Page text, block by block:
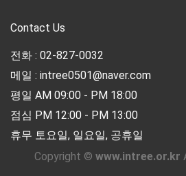
Contact Us
전화 : 02-827-0032
메일 : intree0501@naver.com
평일 AM 09:00 - PM 18:00
점심 PM 12:00 - PM 13:00
휴무 토요일, 일요일, 공휴일
Copyright © www.intree.or.kr